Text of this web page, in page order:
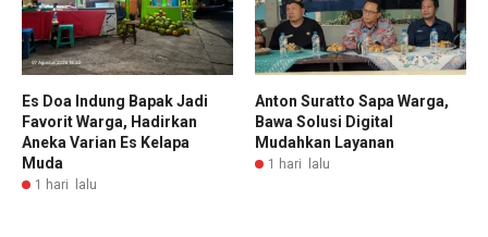
Es Doa Indung Bapak Jadi
Favorit Warga, Hadirkan
Aneka Varian Es Kelapa
Muda
1 hari lalu
Anton Suratto Sapa Warga,
Bawa Solusi Digital
Mudahkan Layanan
1 hari lalu